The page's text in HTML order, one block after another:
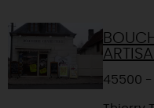
45500 -